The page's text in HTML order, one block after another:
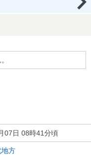
07日 08時41分頃
地方